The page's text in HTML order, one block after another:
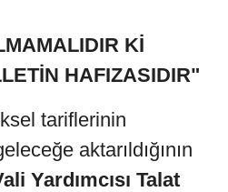
Kİ
HAFIZASIDIR"
tariflerinin
aktarıldığının
Yardımcısı Talat